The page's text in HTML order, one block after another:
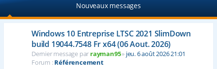
Nouveaux messages
Windows 10 Entreprise LTSC 2021 SlimDown
build 19044.7548 Fr x64 (06 Aout. 2026)
Dernier message par rayman95» jeu. 6 août 2026 21:01
Forum :Référencement